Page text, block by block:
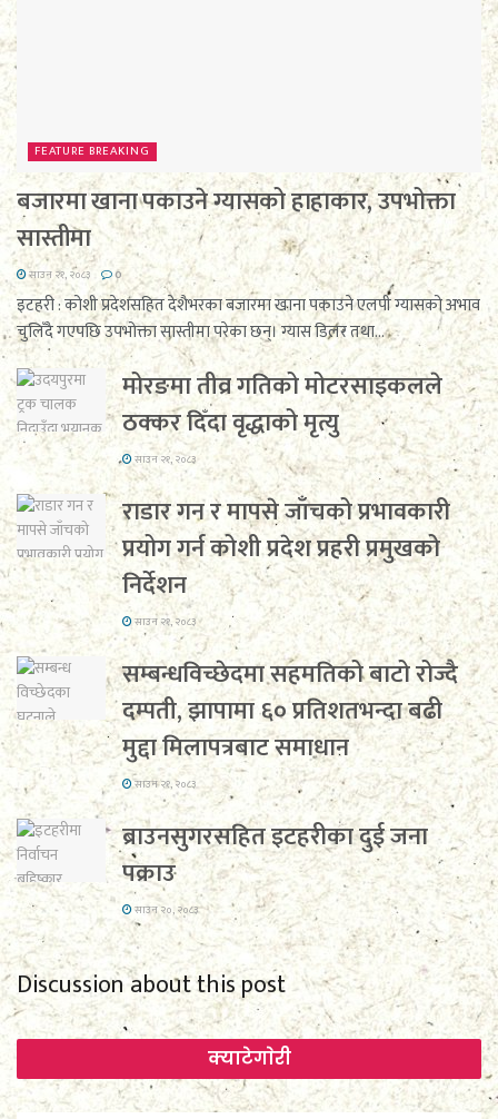
FEATURE BREAKING
बजारमा खाना पकाउने ग्यासको हाहाकार, उपभोक्ता
सास्तीमा
साउन २१, २०८३ 0
इटहरी : कोशी प्रदेशसहित देशैभरका बजारमा खाना पकाउने एलपी ग्यासको अभाव
चुलिँदै गएपछि उपभोक्ता सास्तीमा परेका छन्। ग्यास डिलर तथा...
मोरङमा तीव्र गतिको मोटरसाइकलले
ठक्कर दिँदा वृद्धाको मृत्यु
साउन २१, २०८३
राडार गन र मापसे जाँचको प्रभावकारी
प्रयोग गर्न कोशी प्रदेश प्रहरी प्रमुखको
निर्देशन
साउन २१, २०८३
सम्बन्धविच्छेदमा सहमतिको बाटो रोज्दै
दम्पती, झापामा ६० प्रतिशतभन्दा बढी
मुद्दा मिलापत्रबाट समाधान
साउन २१, २०८३
ब्राउनसुगरसहित इटहरीका दुई जना
पक्राउ
साउन २०, २०८३
Discussion about this post
क्याटेगाेरी